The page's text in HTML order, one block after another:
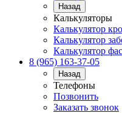
Назад
Калькуляторы
Калькулятор
Калькулятор
Калькулятор
8 (965) 163-37-05
Назад
Телефоны
Позвонить
Заказать звонок